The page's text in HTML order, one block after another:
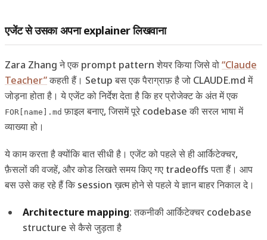
एजेंट से उसका अपना explainer लिखवाना
Zara Zhang ने एक prompt pattern शेयर किया जिसे वो“Claude
Teacher”कहती हैं। Setup बस एक पैराग्राफ़ है जो CLAUDE.md में
जोड़ना होता है। ये एजेंट को निर्देश देता है कि हर प्रोजेक्ट के अंत में एक
FOR[name].md फ़ाइल बनाए, जिसमें पूरे codebase की सरल भाषा में
व्याख्या हो।
ये काम करता है क्योंकि बात सीधी है। एजेंट को पहले से ही आर्किटेक्चर,
फ़ैसलों की वजहें, और कोड लिखते समय किए गए tradeoffs पता हैं। आप
बस उसे कह रहे हैं कि session ख़त्म होने से पहले ये ज्ञान बाहर निकाल दे।
Architecture mapping: तकनीकी आर्किटेक्चर codebase
structure से कैसे जुड़ता है